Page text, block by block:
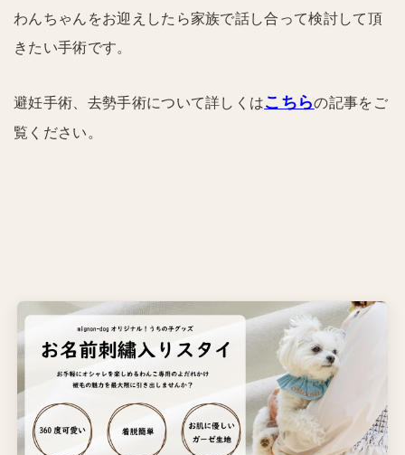
わんちゃんをお迎えしたら家族で話し合って検討して頂
きたい手術です。
避妊手術、去勢手術について詳しくはこちらの記事をご
覧ください。